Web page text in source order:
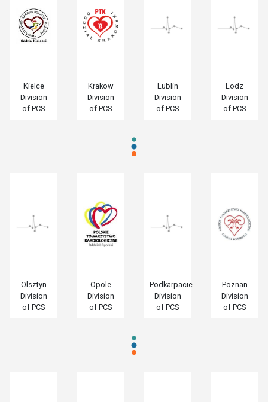
Kielce
Division
of PCS
Krakow
Division
of PCS
Lublin
Division
of PCS
Lodz
Division
of PCS
Olsztyn
Division
of PCS
Opole
Division
of PCS
Podkarpacie
Division
of PCS
Poznan
Division
of PCS